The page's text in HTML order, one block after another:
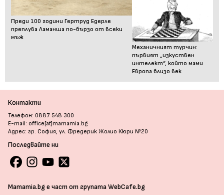
Преди 100 години Гертруд Едерле
преплува Ламанша по-бързо от всеки
мъж
Механичният турчин:
първият „изкуствен
интелект“, който мами
Европа близо век
Контакти
Телефон: 0887 548 300
E-mail: office[at]mamamia.bg
Адрес: гр. София, ул. Фредерик Жолио Кюри №20
Последвайте ни
Mamamia.bg е част от групата WebCafe.bg